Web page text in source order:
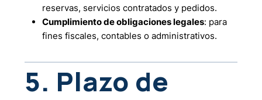
reservas, servicios contratados y pedidos.
Cumplimiento de obligaciones legales: para
fines fiscales, contables o administrativos.
5. Plazo de